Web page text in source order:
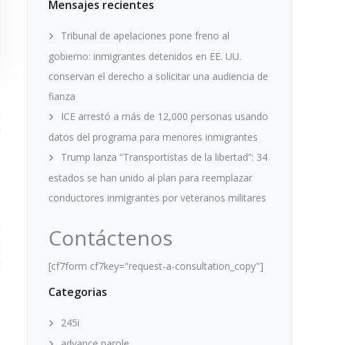
Mensajes recientes
Tribunal de apelaciones pone freno al
gobierno: inmigrantes detenidos en EE. UU.
conservan el derecho a solicitar una audiencia de
fianza
ICE arrestó a más de 12,000 personas usando
datos del programa para menores inmigrantes
Trump lanza “Transportistas de la libertad”: 34
estados se han unido al plan para reemplazar
conductores inmigrantes por veteranos militares
Contáctenos
[cf7form cf7key="request-a-consultation_copy"]
Categorias
245i